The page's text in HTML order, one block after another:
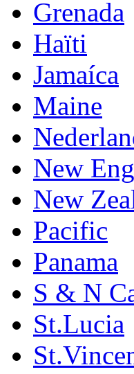
Grenada
Haïti
Jamaíca
Maine
New
New
Pacific
Panama
S & N
St.Lucia